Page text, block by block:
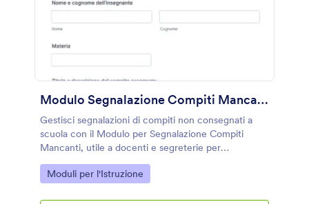
Modulo Segnalazione Compiti Mancanti
Gestisci segnalazioni di compiti non consegnati a
scuola con il Modulo per Segnalazione Compiti
Mancanti, utile a docenti e segreterie per
raccogliere dati e tenere traccia delle comunicazioni
con le famiglie tramite Jotform.
Go to Category:
Moduli per l'Istruzione